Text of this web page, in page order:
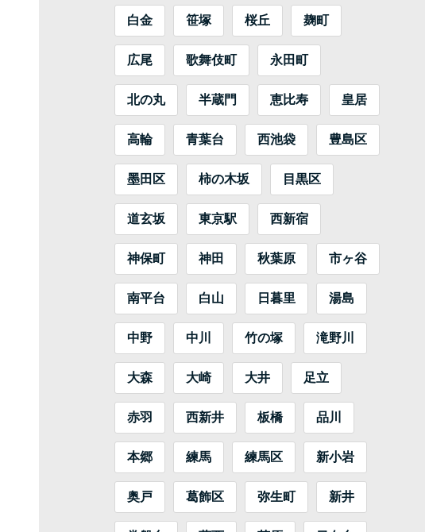
白金 笹塚 桜丘 麹町
広尾 歌舞伎町 永田町
北の丸 半蔵門 恵比寿 皇居
高輪 青葉台 西池袋 豊島区
墨田区 柿の木坂 目黒区
道玄坂 東京駅 西新宿
神保町 神田 秋葉原 市ヶ谷
南平台 白山 日暮里 湯島
中野 中川 竹の塚 滝野川
大森 大崎 大井 足立
赤羽 西新井 板橋 品川
本郷 練馬 練馬区 新小岩
奥戸 葛飾区 弥生町 新井